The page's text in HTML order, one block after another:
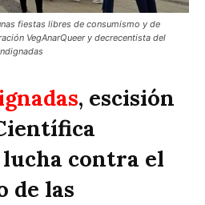
fiestas libres de consumismo y de
VegAnarQueer y decrecentista del
, escisión
lucha contra el
de las